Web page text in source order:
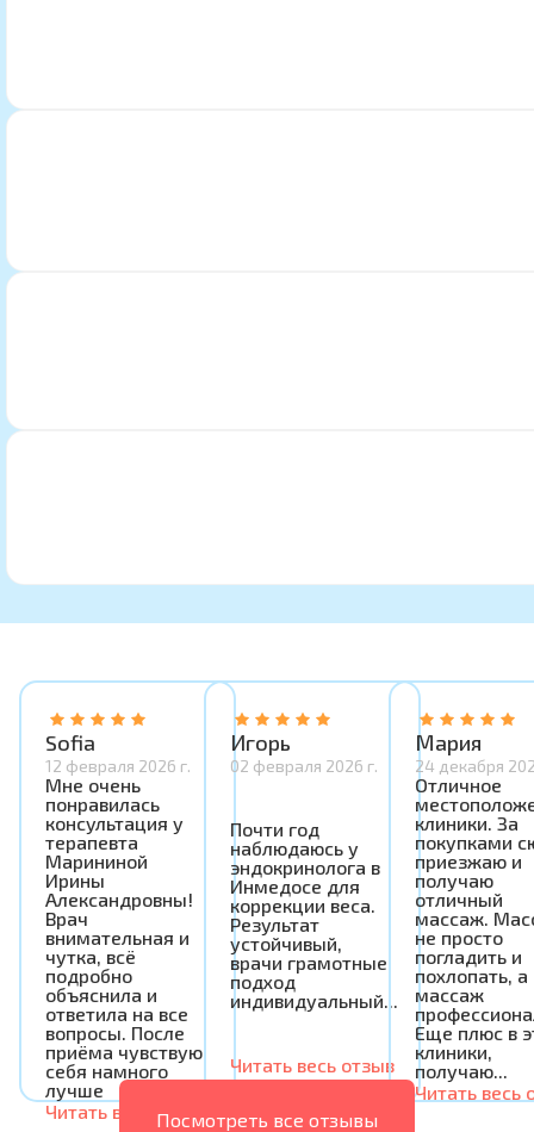
Sofia
12 февраля 2026 г.
Мне очень
понравилась
консультация у
терапевта
Марининой
Ирины
Александровны!
Врач
внимательная и
чутка, всё
подробно
объяснила и
ответила на все
вопросы. После
приёма чувствую
себя намного
лучше
Читать весь отзыв
Игорь
02 февраля 2026 г.
Почти год
наблюдаюсь у
эндокринолога в
Инмедосе для
коррекции веса.
Результат
устойчивый,
врачи грамотные,
подход
индивидуальный...
Читать весь отзыв
Мария
24 декабря
Отличное
клиники. За
покупками
приезжаю и
получаю
отличный
массаж.
не просто
погладить и
похлопать, а
массаж
Еще плюс в
клиники,
получаю...
Читать весь
Посмотреть все отзывы